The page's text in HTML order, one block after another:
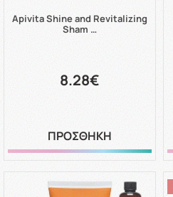
Apivita Shine and Revitalizing
Sham …
8.28€
ΠΡΟΣΘΗΚΗ